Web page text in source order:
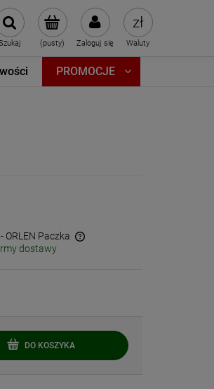
(pusty) Zaloguj się Waluty
PROMOCJE
- ORLEN Paczka
dostawy
DO KOSZYKA